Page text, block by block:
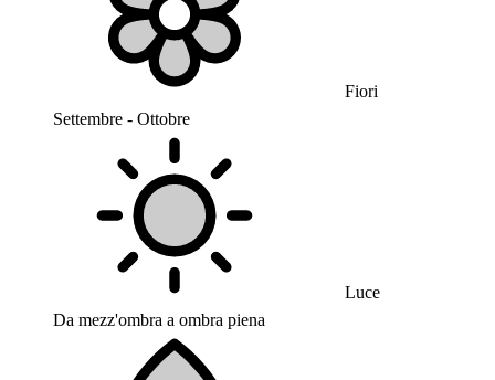
Fiori
Settembre - Ottobre
Luce
Da mezz'ombra a ombra piena